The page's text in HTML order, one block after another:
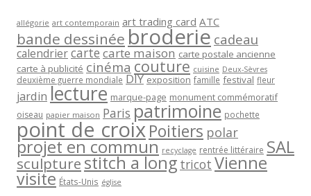
allégorie art contemporain art trading card ATC
bande dessinée broderie cadeau
calendriercartecarte maison carte postale ancienne
carte à publicité cinéma couture cuisine Deux-Sèvres
deuxième guerre mondiale DIY exposition famille festival fleur
jardin lecture marque-page monument commémoratif
oiseau papier maison Paris patrimoine pochette
point de croixPoitiers polar
projet en commun recyclage rentrée littéraire SAL
sculpturestitch a long tricot Vienne
visite États-Unis église